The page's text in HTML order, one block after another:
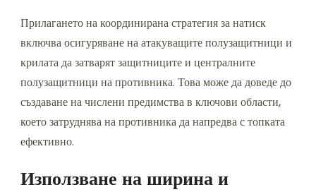
Прилагането на координирана стратегия за натиск
включва осигуряване на атакуващите полузащитници и
крилата да затварят защитниците и централните
полузащитници на противника. Това може да доведе до
създаване на числени предимства в ключови области,
което затруднява на противника да напредва с топката
ефективно.
Използване на ширина и